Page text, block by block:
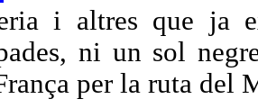
i altres que ja
ni un sol
per la ruta del